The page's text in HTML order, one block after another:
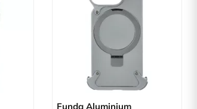
Vista rápida
Funda Aluminium